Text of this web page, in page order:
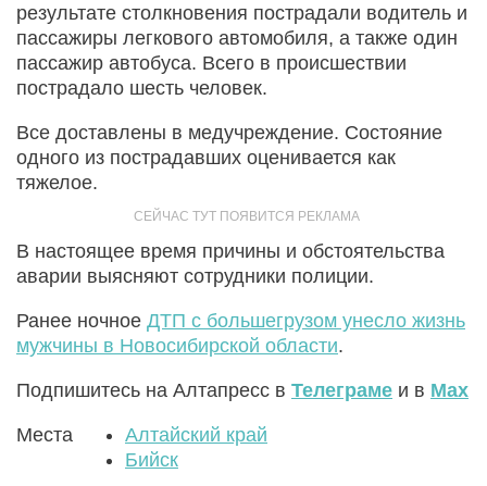
результате столкновения пострадали водитель и
пассажиры легкового автомобиля, а также один
пассажир автобуса. Всего в происшествии
пострадало шесть человек.
Все доставлены в медучреждение. Состояние
одного из пострадавших оценивается как
тяжелое.
В настоящее время причины и обстоятельства
аварии выясняют сотрудники полиции.
Ранее ночное ДТП с большегрузом унесло жизнь
мужчины в Новосибирской области.
Подпишитесь на Алтапресс в Телеграме и в Max
Места
Алтайский край
Бийск